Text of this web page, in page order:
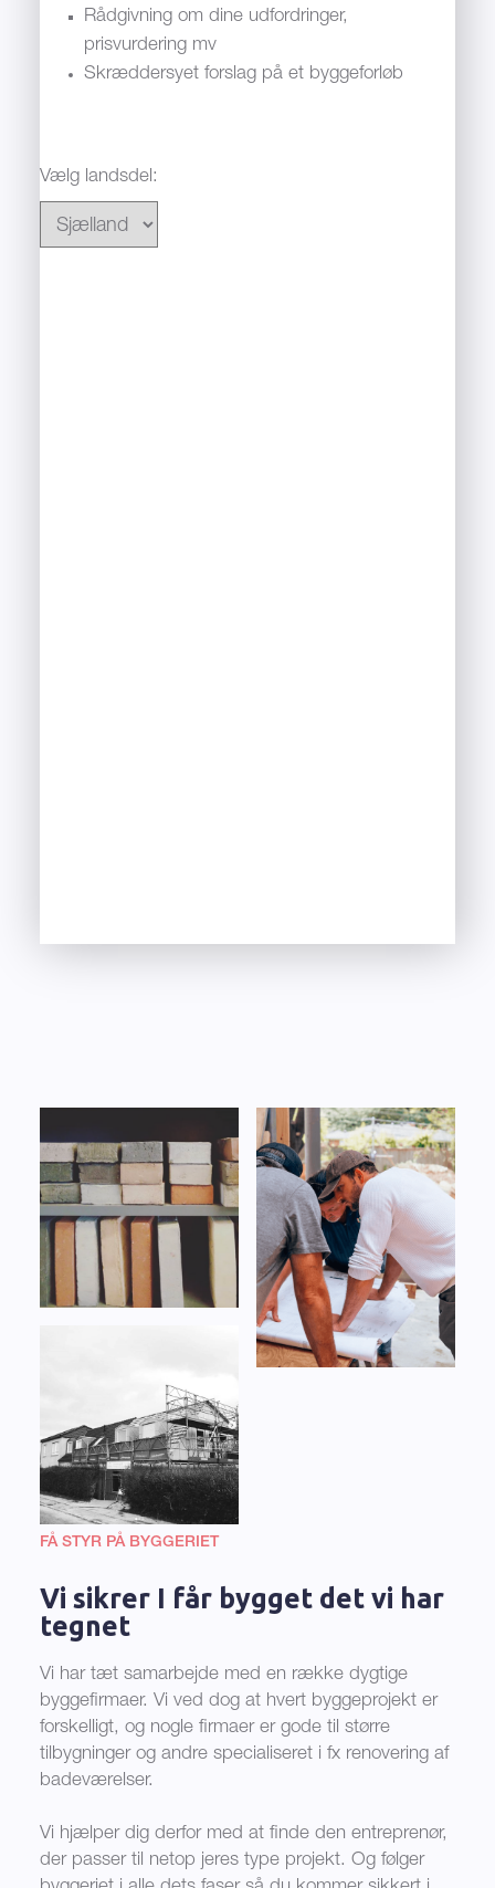
Rådgivning om dine udfordringer,
prisvurdering mv
Skræddersyet forslag på et byggeforløb
Vælg landsdel:
FÅ STYR PÅ BYGGERIET
Vi sikrer I får bygget det vi har
tegnet
Vi har tæt samarbejde med en række dygtige
byggefirmaer. Vi ved dog at hvert byggeprojekt er
forskelligt, og nogle firmaer er gode til større
tilbygninger og andre specialiseret i fx renovering af
badeværelser.
Vi hjælper dig derfor med at finde den entreprenør,
der passer til netop jeres type projekt. Og følger